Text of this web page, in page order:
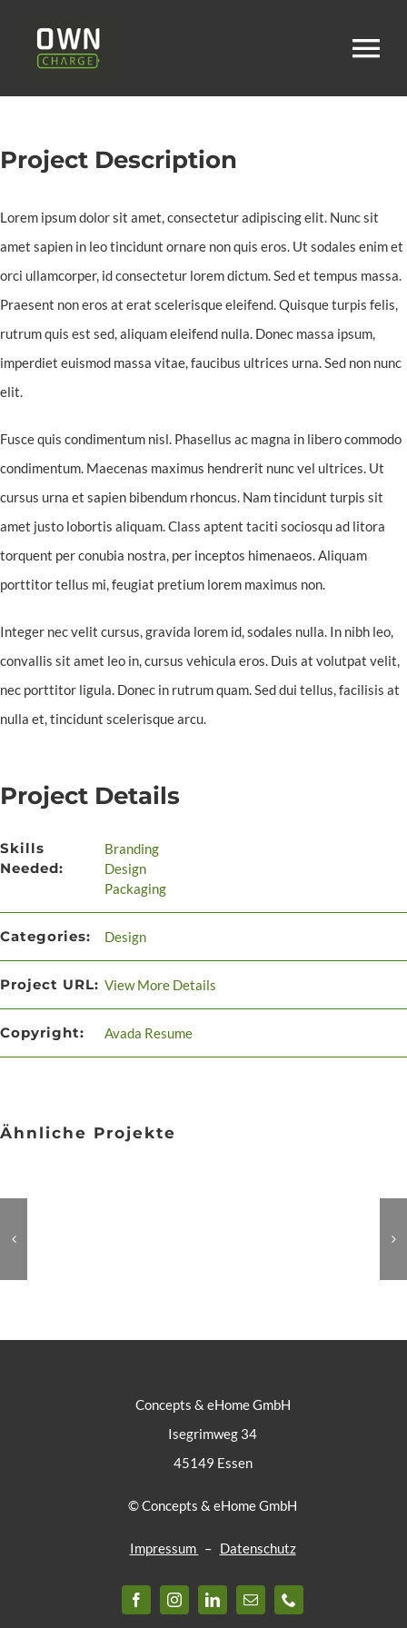
springen
Karriere
Leistungen
Kontakt
Project Description
Lorem ipsum dolor sit amet, consectetur adipiscing elit. Nunc sit
amet sapien in leo tincidunt ornare non quis eros. Ut sodales enim et
orci ullamcorper, id consectetur lorem dictum. Sed et tempus massa.
Praesent non eros at erat scelerisque eleifend. Quisque turpis felis,
rutrum quis est sed, aliquam eleifend nulla. Donec massa ipsum,
imperdiet euismod massa vitae, faucibus ultrices urna. Sed non nunc
elit.
Fusce quis condimentum nisl. Phasellus ac magna in libero commodo
condimentum. Maecenas maximus hendrerit nunc vel ultrices. Ut
cursus urna et sapien bibendum rhoncus. Nam tincidunt turpis sit
amet justo lobortis aliquam. Class aptent taciti sociosqu ad litora
torquent per conubia nostra, per inceptos himenaeos. Aliquam
porttitor tellus mi, feugiat pretium lorem maximus non.
Integer nec velit cursus, gravida lorem id, sodales nulla. In nibh leo,
convallis sit amet leo in, cursus vehicula eros. Duis at volutpat velit,
nec porttitor ligula. Donec in rutrum quam. Sed dui tellus, facilisis at
nulla et, tincidunt scelerisque arcu.
Project Details
Skills
Needed:
Branding
Design
Packaging
Categories: Design
Project URL: View More Details
Copyright: Avada Resume
Ähnliche Projekte
Concepts & eHome GmbH
Isegrimweg 34
45149 Essen
© Concepts & eHome GmbH
Impressum – Datenschutz